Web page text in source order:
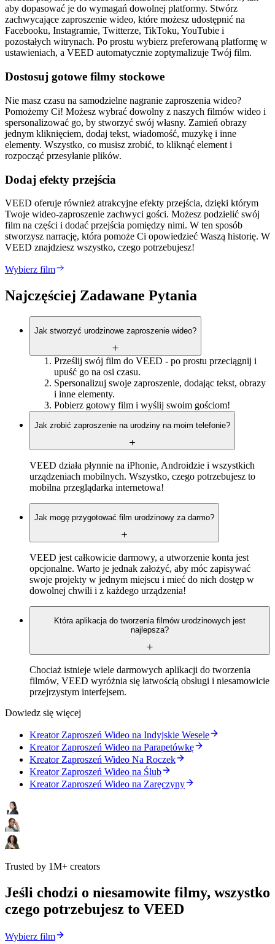
aby dopasować je do wymagań dowolnej platformy. Stwórz
zachwycające zaproszenie wideo, które możesz udostępnić na
Facebooku, Instagramie, Twitterze, TikToku, YouTubie i
pozostałych witrynach. Po prostu wybierz preferowaną platformę w
ustawieniach, a VEED automatycznie zoptymalizuje Twój film.
Dostosuj gotowe filmy stockowe
Nie masz czasu na samodzielne nagranie zaproszenia wideo?
Pomożemy Ci! Możesz wybrać dowolny z naszych filmów wideo i
spersonalizować go, by stworzyć swój własny. Zamień obrazy
jednym kliknięciem, dodaj tekst, wiadomość, muzykę i inne
elementy. Wszystko, co musisz zrobić, to kliknąć element i
rozpocząć przesyłanie plików.
Dodaj efekty przejścia
VEED oferuje również atrakcyjne efekty przejścia, dzięki którym
Twoje wideo-zaproszenie zachwyci gości. Możesz podzielić swój
film na części i dodać przejścia pomiędzy nimi. W ten sposób
stworzysz narrację, która pomoże Ci opowiedzieć Waszą historię. W
VEED znajdziesz wszystko, czego potrzebujesz!
Wybierz film
Najczęściej Zadawane Pytania
Jak stworzyć urodzinowe zaproszenie wideo?
Prześlij swój film do VEED - po prostu przeciągnij i
upuść go na osi czasu.
Spersonalizuj swoje zaproszenie, dodając tekst, obrazy
i inne elementy.
Pobierz gotowy film i wyślij swoim gościom!
Jak zrobić zaproszenie na urodziny na moim telefonie?
VEED działa płynnie na iPhonie, Androidzie i wszystkich
urządzeniach mobilnych. Wszystko, czego potrzebujesz to
mobilna przeglądarka internetowa!
Jak mogę przygotować film urodzinowy za darmo?
VEED jest całkowicie darmowy, a utworzenie konta jest
opcjonalne. Warto je jednak założyć, aby móc zapisywać
swoje projekty w jednym miejscu i mieć do nich dostęp w
dowolnej chwili i z każdego urządzenia!
Która aplikacja do tworzenia filmów urodzinowych jest
najlepsza?
Chociaż istnieje wiele darmowych aplikacji do tworzenia
filmów, VEED wyróżnia się łatwością obsługi i niesamowicie
przejrzystym interfejsem.
Dowiedz się więcej
Kreator Zaproszeń Wideo na Indyjskie Wesele
Kreator Zaproszeń Wideo na Parapetówkę
Kreator Zaproszeń Wideo Na Roczek
Kreator Zaproszeń Wideo na Ślub
Kreator Zaproszeń Wideo na Zaręczyny
Trusted by 1M+ creators
Jeśli chodzi o niesamowite filmy, wszystko
czego potrzebujesz to VEED
Wybierz film